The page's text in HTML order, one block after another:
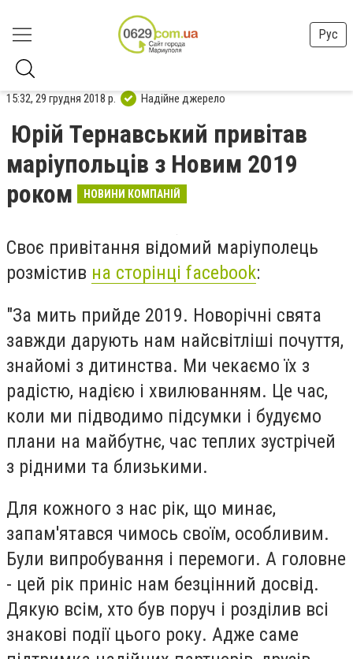
Рус
15:32, 29 грудня 2018 р. Надійне джерело
Юрій Тернавський привітав
маріупольців з Новим 2019
роком
НОВИНИ КОМПАНІЙ
Своє привітання відомий маріуполець
розмістив на сторінці facebook:
"За мить прийде 2019. Новорічні свята
завжди дарують нам найсвітліші почуття,
знайомі з дитинства. Ми чекаємо їх з
радістю, надією і хвилюванням. Це час,
коли ми підводимо підсумки і будуємо
плани на майбутнє, час теплих зустрічей
з рідними та близькими.
Для кожного з нас рік, що минає,
запам'ятався чимось своїм, особливим.
Були випробування і перемоги. А головне
- цей рік приніс нам безцінний досвід.
Дякую всім, хто був поруч і розділив всі
знакові події цього року. Адже саме